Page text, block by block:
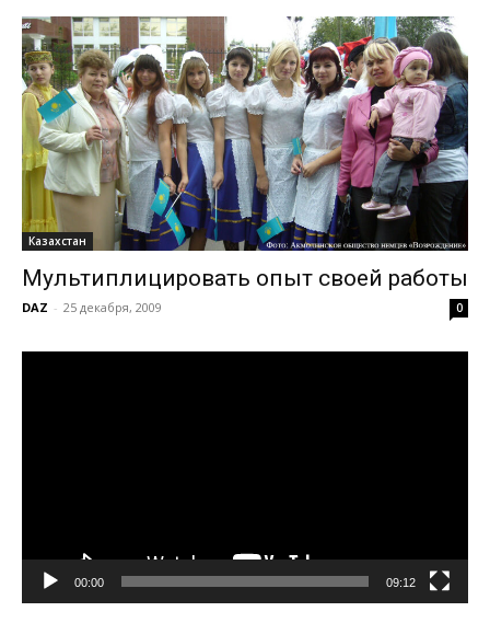
Казахстан
Мультиплицировать опыт своей работы
DAZ - 25 декабря, 2009 0
00:00 09:12